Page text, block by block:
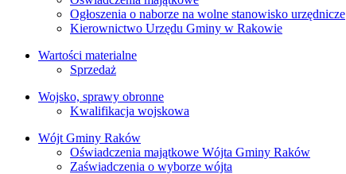
Ogłoszenia o naborze na wolne stanowisko urzędnicze
Kierownictwo Urzędu Gminy w Rakowie
Wartości materialne
Sprzedaż
Wojsko, sprawy obronne
Kwalifikacja wojskowa
Wójt Gminy Raków
Oświadczenia majątkowe Wójta Gminy Raków
Zaświadczenia o wyborze wójta